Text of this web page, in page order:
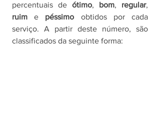
percentuais de ótimo, bom, regular
ruim e péssimo obtidos por cada
serviço. A partir deste número, são
classificados da seguinte forma: